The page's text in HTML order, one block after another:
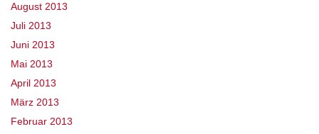
August 2013
Juli 2013
Juni 2013
Mai 2013
April 2013
März 2013
Februar 2013